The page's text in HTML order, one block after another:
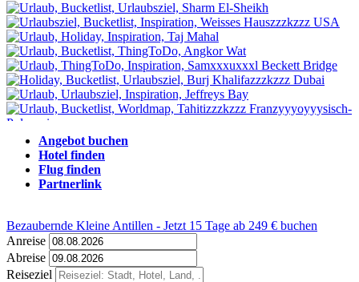
Angebot buchen
Hotel finden
Flug finden
Partnerlink
Bezaubernde Kleine Antillen - Jetzt 15 Tage ab 249 € buchen
Anreise
Abreise
Reiseziel